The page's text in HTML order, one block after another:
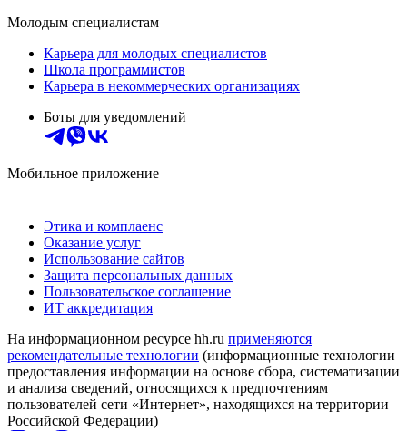
Молодым специалистам
Карьера для молодых специалистов
Школа программистов
Карьера в некоммерческих организациях
Боты для уведомлений
Мобильное приложение
Этика и комплаенс
Оказание услуг
Использование сайтов
Защита персональных данных
Пользовательское соглашение
ИТ аккредитация
На информационном ресурсе hh.ru применяются
рекомендательные технологии (информационные технологии
предоставления информации на основе сбора, систематизации
и анализа сведений, относящихся к предпочтениям
пользователей сети «Интернет», находящихся на территории
Российской Федерации)